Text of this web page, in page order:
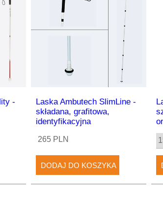
-
Laska Ambutech SlimLine -
składana, grafitowa,
identyfikacyjna
265 PLN